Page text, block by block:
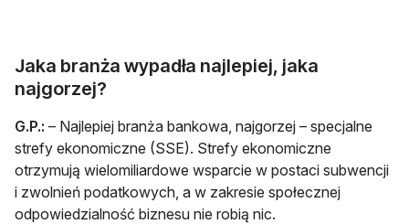
Jaka branża wypadła najlepiej, jaka
najgorzej?
G.P.: – Najlepiej branża bankowa, najgorzej – specjalne
strefy ekonomiczne (SSE). Strefy ekonomiczne
otrzymują wielomiliardowe wsparcie w postaci subwencji
i zwolnień podatkowych, a w zakresie społecznej
odpowiedzialność biznesu nie robią nic.